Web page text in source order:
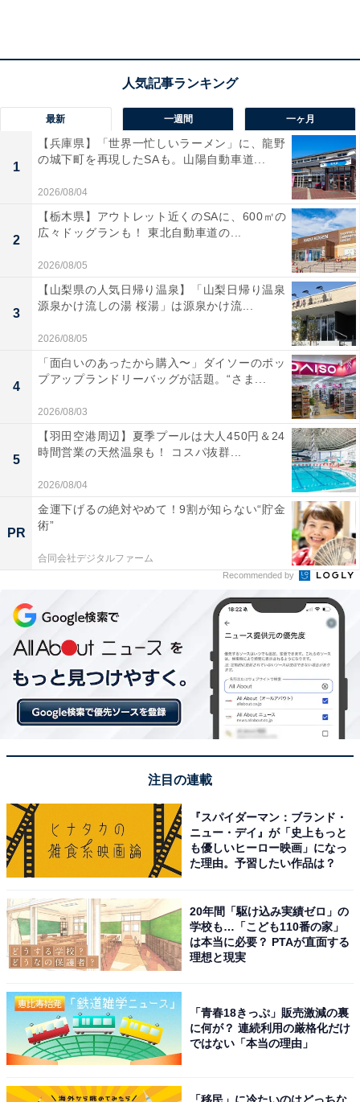
オリジナルゆず茶セット（最大1980円お得）
「スペシャルチケット（ドリンクorデザート半額3品分
+チョコクロorプレミアムチョコクロ無料2品分）」と
「オリジナルドリップコーヒー1箱（5袋入）」に、「ゆ
ず茶（瓶）580g」が入ったセットです。
チョコクロキットセット（最大2000円お得）
最新 一週間 一ヶ月
1
【兵庫県】「世界一忙しいラーメン」に、龍野
の城下町を再現したSAも。山陽自動車道...
2026/08/04
2
【栃木県】アウトレット近くのSAに、600㎡の
広々ドッグランも！ 東北自動車道の...
2026/08/05
3
【山梨県の人気日帰り温泉】「山梨日帰り温泉
源泉かけ流しの湯 桜湯」は源泉かけ流...
2026/08/05
4
「面白いのあったから購入〜」ダイソーのポッ
プアップランドリーバッグが話題。“さま...
2026/08/03
5
【羽田空港周辺】夏季プールは大人450円＆24
時間営業の天然温泉も！ コスパ抜群...
2026/08/04
PR
金運下げるの絶対やめて！9割が知らない“貯金
術”
合同会社デジタルファーム
Recommended by
注目の連載
『スパイダーマン：ブランド・
ニュー・デイ』が「史上もっと
も優しいヒーロー映画」になっ
た理由。予習したい作品は？
20年間「駆け込み実績ゼロ」の
学校も…「こども110番の家」
は本当に必要？ PTAが直面する
理想と現実
「青春18きっぷ」販売激減の裏
に何が？ 連続利用の厳格化だけ
ではない「本当の理由」